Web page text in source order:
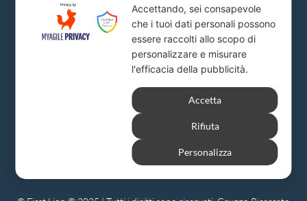
Via A. Solari, 19
info@firstlion.it
Accettando, sei consapevole
che i tuoi dati personali possono
essere raccolti allo scopo di
personalizzare e misurare
l'efficacia della pubblicità.
Accetta
Rifiuta
Personalizza